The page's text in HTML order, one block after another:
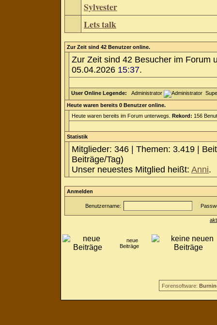
Sylvester
Lets talk
Zur Zeit sind 42 Benutzer online.
Zur Zeit sind 42 Besucher im Forum
05.04.2026 15:37.
User Online Legende: Administrator
Heute waren bereits 0 Benutzer online.
Heute waren bereits im Forum unterwegs. Rekord: 156
Statistik
Mitglieder: 346 | Themen: 3.419 |
Beiträge/Tag)
Unser neuestes Mitglied heißt: Anni.
Anmelden
Benutzername:
neue
Beiträge
Forensoftware: